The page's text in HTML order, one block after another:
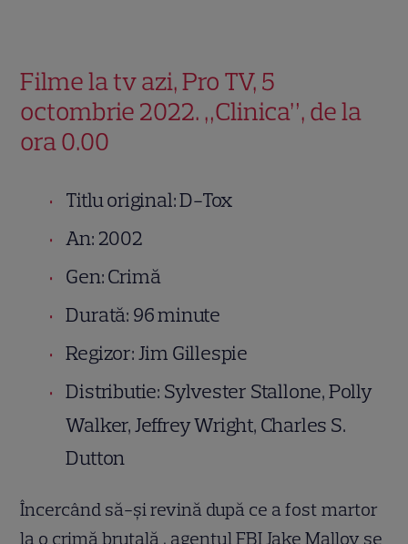
Filme la tv azi, Pro TV, 5
octombrie 2022. „Clinica”, de la
ora 0.00
Titlu original: D-Tox
An: 2002
Gen: Crimă
Durată: 96 minute
Regizor: Jim Gillespie
Distributie: Sylvester Stallone, Polly
Walker, Jeffrey Wright, Charles S.
Dutton
Încercând să-și revină după ce a fost martor
la o crimă brutală , agentul FBI Jake Malloy se